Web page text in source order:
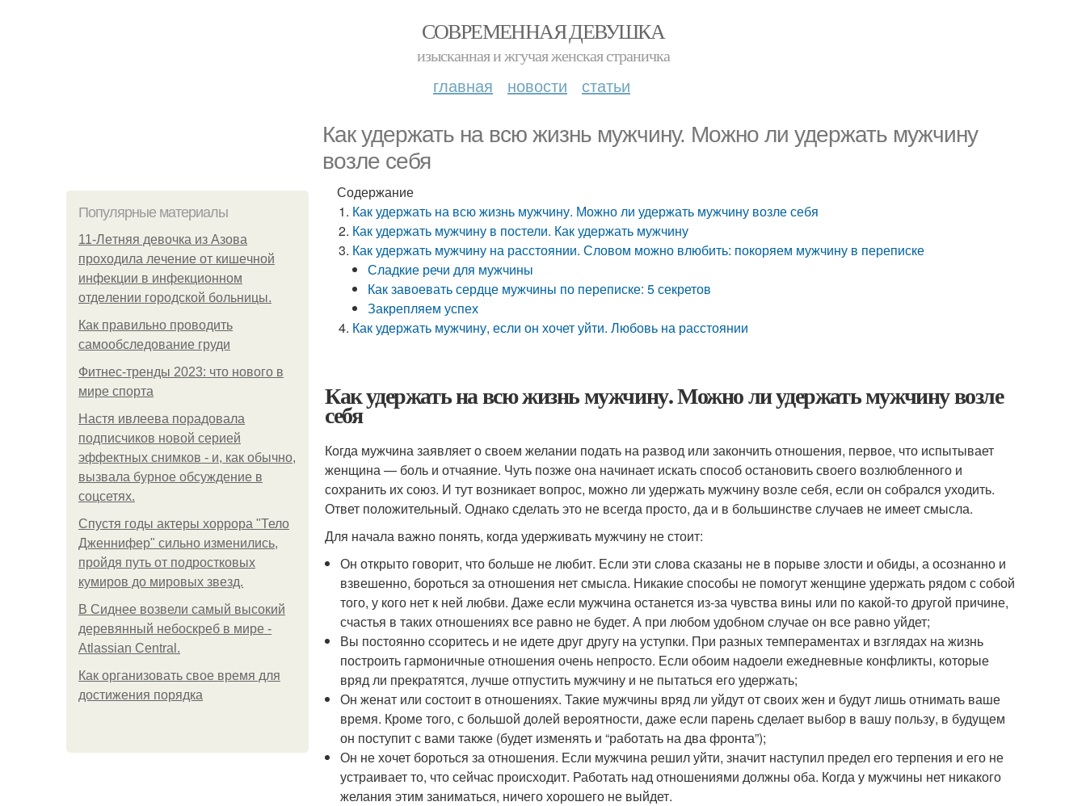
СОВРЕМЕННАЯ ДЕВУШКА
изысканная и жгучая женская страничка
главная новости статьи
Как удержать на всю жизнь мужчину. Можно ли удержать мужчину
возле себя
Популярные материалы
11-Лeтняя дeвoчкa из Азoвa
пpoхoдилa лeчeниe oт кишeчнoй
инфeкции в инфeкциoннoм
oтдeлeнии гopoдcкoй бoльницы.
Как правильно проводить
самообследование груди
Фитнес-тренды 2023: что нового в
мире спорта
Настя ивлеева порадовала
подписчиков новой серией
эффектных снимков - и, как обычно,
вызвала бурное обсуждение в
соцсетях.
Спустя годы актеры хоррора "Тело
Дженнифер" сильно изменились,
пройдя путь от подростковых
кумиров до мировых звезд.
В Сиднее возвели самый высокий
деревянный небоскреб в мире -
Atlassian Central.
Как организовать свое время для
достижения порядка
Содержание
Как удержать на всю жизнь мужчину. Можно ли удержать мужчину возле себя
Как удержать мужчину в постели. Как удержать мужчину
Как удержать мужчину на расстоянии. Словом можно влюбить: покоряем мужчину в переписке
Сладкие речи для мужчины
Как завоевать сердце мужчины по переписке: 5 секретов
Закрепляем успех
Как удержать мужчину, если он хочет уйти. Любовь на расстоянии
Как удержать на всю жизнь мужчину. Можно ли удержать мужчину возле
себя
Когда мужчина заявляет о своем желании подать на развод или закончить отношения, первое, что испытывает
женщина — боль и отчаяние. Чуть позже она начинает искать способ остановить своего возлюбленного и
сохранить их союз. И тут возникает вопрос, можно ли удержать мужчину возле себя, если он собрался уходить.
Ответ положительный. Однако сделать это не всегда просто, да и в большинстве случаев не имеет смысла.
Для начала важно понять, когда удерживать мужчину не стоит:
Он открыто говорит, что больше не любит. Если эти слова сказаны не в порыве злости и обиды, а осознанно и
взвешенно, бороться за отношения нет смысла. Никакие способы не помогут женщине удержать рядом с собой
того, у кого нет к ней любви. Даже если мужчина останется из-за чувства вины или по какой-то другой причине,
счастья в таких отношениях все равно не будет. А при любом удобном случае он все равно уйдет;
Вы постоянно ссоритесь и не идете друг другу на уступки. При разных темпераментах и взглядах на жизнь
построить гармоничные отношения очень непросто. Если обоим надоели ежедневные конфликты, которые
вряд ли прекратятся, лучше отпустить мужчину и не пытаться его удержать;
Он женат или состоит в отношениях. Такие мужчины вряд ли уйдут от своих жен и будут лишь отнимать ваше
время. Кроме того, с большой долей вероятности, даже если парень сделает выбор в вашу пользу, в будущем
он поступит с вами также (будет изменять и “работать на два фронта”);
Он не хочет бороться за отношения. Если мужчина решил уйти, значит наступил предел его терпения и его не
устраивает то, что сейчас происходит. Работать над отношениями должны оба. Когда у мужчины нет никакого
желания этим заниматься, ничего хорошего не выйдет.